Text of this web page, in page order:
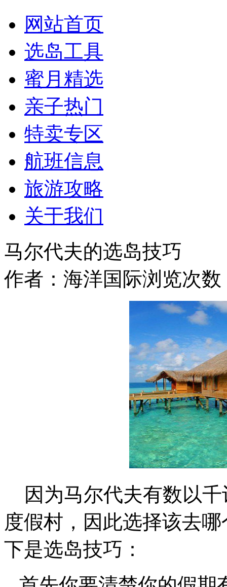
网站首页
选岛工具
蜜月精选
亲子热门
特卖专区
航班信息
旅游攻略
关于我们
马尔代夫的选岛技巧
作者：海洋国际浏览次数
因为马尔代夫有数以千
度假村，因此选择该去
下是选岛技巧：